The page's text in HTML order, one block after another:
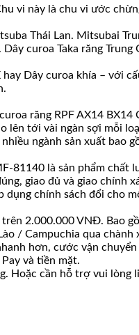
vi này là chu vi ước
Thái Lan. Mitsubai
Dây curoa Taka răng
hay Dây curoa khía –
răng RPF AX14
tới vài ngàn sợi mỗi
ngành sản xuất bao
81140 là sản phẩm
giao đủ và giao chính
chính sách đổi cho
2.000.000 VNĐ. Bao
/ Campuchia qua
hơn, cước vận
và tiền mặt.
Hoặc cần hỗ trợ vui